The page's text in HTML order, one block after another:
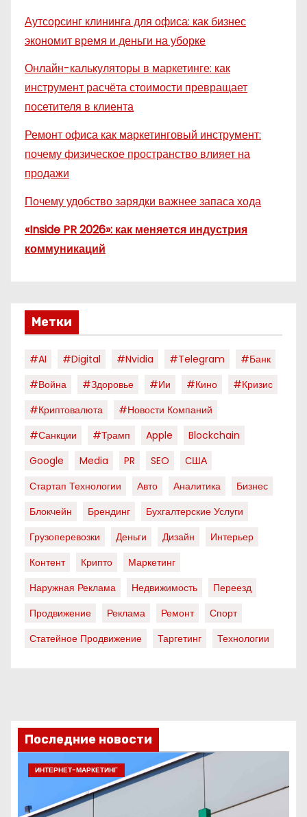
Аутсорсинг клининга для офиса: как бизнес
экономит время и деньги на уборке
Онлайн-калькуляторы в маркетинге: как
инструмент расчёта стоимости превращает
посетителя в клиента
Ремонт офиса как маркетинговый инструмент:
почему физическое пространство влияет на
продажи
Почему удобство зарядки важнее запаса хода
«Inside PR 2026»: как меняется индустрия
коммуникаций
Метки
#AI #digital #nvidia #telegram
#банк
#война
#здоровье #ии #кино
#кризис
#криптовалюта
#новости Компаний
#санкции
#трамп Apple
Blockchain
Google
Media PR SEO
США
Стартап Технологии
Авто Аналитика
Бизнес
Блокчейн
Брендинг
Бухгалтерские Услуги
Грузоперевозки
Деньги Дизайн
Интерьер
Контент
Крипто
Маркетинг
Наружная Реклама
Недвижимость
Переезд
Продвижение
Реклама Ремонт
Спорт
Статейное Продвижение
Таргетинг Технологии
Последние новости
ИНТЕРНЕТ-МАРКЕТИНГ